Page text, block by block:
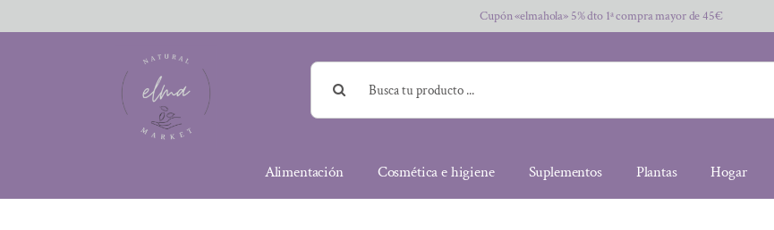
al
Cupón «elmahola» 5% dto 1ª compra mayor de 45€
Buscar:
Alimentación Cosmética e higiene Suplementos Plantas Hogar